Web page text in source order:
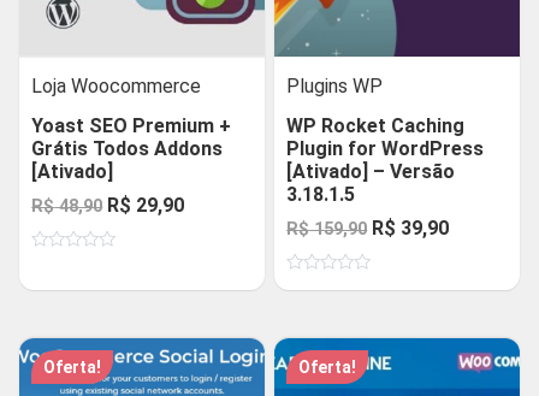
Loja Woocommerce
Yoast SEO Premium +
Grátis Todos Addons
[Ativado]
R$48,90 O
preço
R$ 48,90.
R$ 29,90O
R$ 29,90.
de
Plugins WP
WP Rocket Caching
Plugin for WordPress
[Ativado] – Versão
3.18.1.5
R$159,90 O
original
R$ 159,90.
R$ 39,90O
atual
R$ 39,90.
Oferta! Oferta!